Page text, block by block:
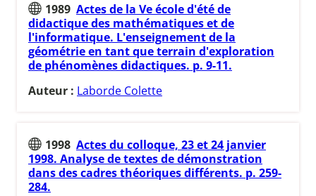
1989 Actes de la Ve école d'été de
didactique des mathématiques et de
l'informatique. L'enseignement de la
géométrie en tant que terrain d'exploration
de phénomènes didactiques. p. 9-11.
Auteur : Laborde Colette
1998 Actes du colloque, 23 et 24 janvier
1998. Analyse de textes de démonstration
dans des cadres théoriques différents. p. 259-
284.